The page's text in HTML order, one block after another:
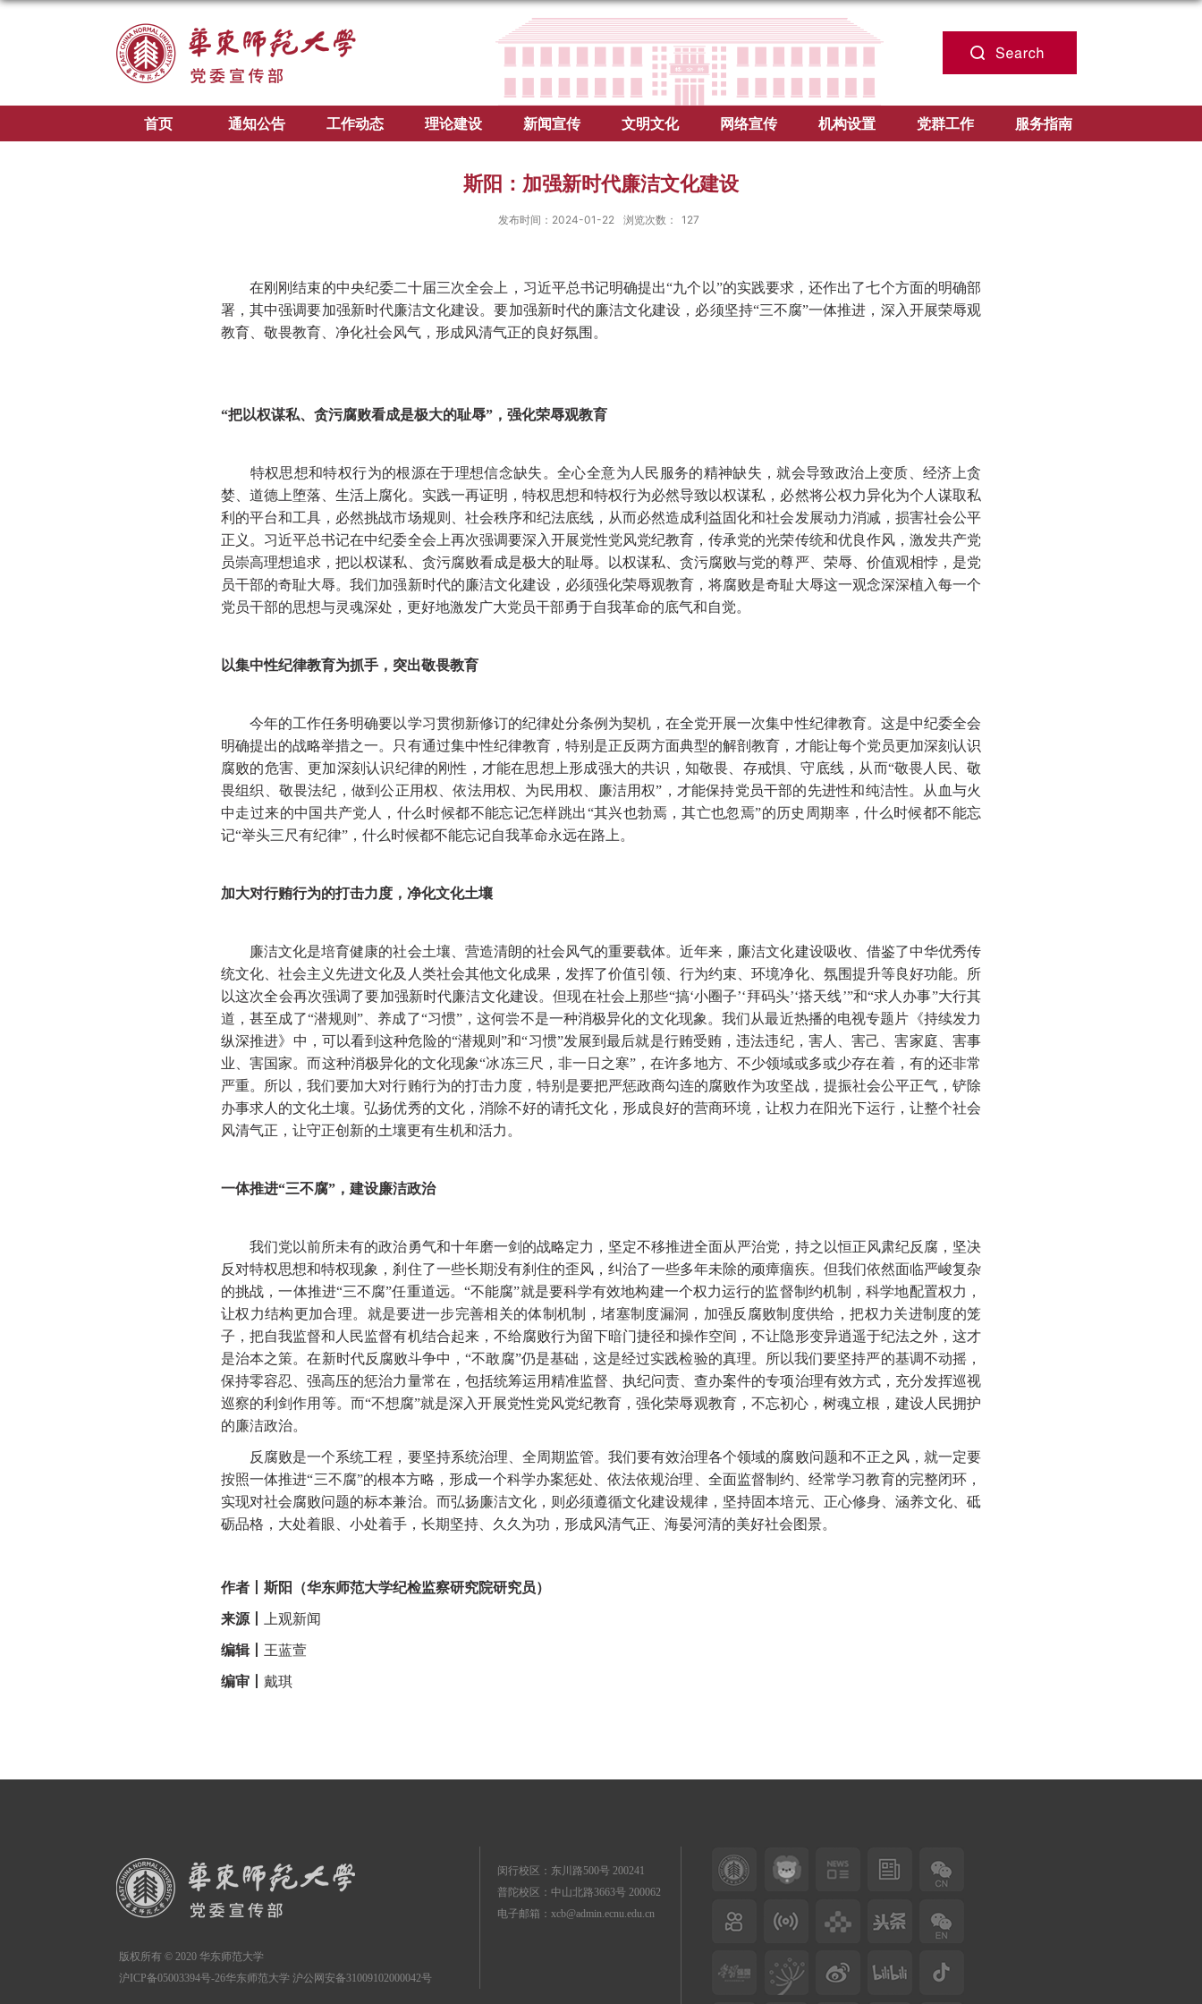
首页 通知公告 工作动态 理论建设 新闻宣传 文明文化 网络宣传 机构设置 党群工作 服务指南
斯阳：加强新时代廉洁文化建设
发布时间：2024-01-22 浏览次数： 127
在刚刚结束的中央纪委二十届三次全会上，习近平总书记明确提出“九个以”的实践要求，还作出了七个方面的明确部
署，其中强调要加强新时代廉洁文化建设。要加强新时代的廉洁文化建设，必须坚持“三不腐”一体推进，深入开展荣辱观
教育、敬畏教育、净化社会风气，形成风清气正的良好氛围。
“把以权谋私、贪污腐败看成是极大的耻辱”，强化荣辱观教育
特权思想和特权行为的根源在于理想信念缺失。全心全意为人民服务的精神缺失，就会导致政治上变质、经济上贪
婪、道德上堕落、生活上腐化。实践一再证明，特权思想和特权行为必然导致以权谋私，必然将公权力异化为个人谋取私
利的平台和工具，必然挑战市场规则、社会秩序和纪法底线，从而必然造成利益固化和社会发展动力消减，损害社会公平
正义。习近平总书记在中纪委全会上再次强调要深入开展党性党风党纪教育，传承党的光荣传统和优良作风，激发共产党
员崇高理想追求，把以权谋私、贪污腐败看成是极大的耻辱。以权谋私、贪污腐败与党的尊严、荣辱、价值观相悖，是党
员干部的奇耻大辱。我们加强新时代的廉洁文化建设，必须强化荣辱观教育，将腐败是奇耻大辱这一观念深深植入每一个
党员干部的思想与灵魂深处，更好地激发广大党员干部勇于自我革命的底气和自觉。
以集中性纪律教育为抓手，突出敬畏教育
今年的工作任务明确要以学习贯彻新修订的纪律处分条例为契机，在全党开展一次集中性纪律教育。这是中纪委全会
明确提出的战略举措之一。只有通过集中性纪律教育，特别是正反两方面典型的解剖教育，才能让每个党员更加深刻认识
腐败的危害、更加深刻认识纪律的刚性，才能在思想上形成强大的共识，知敬畏、存戒惧、守底线，从而“敬畏人民、敬
畏组织、敬畏法纪，做到公正用权、依法用权、为民用权、廉洁用权”，才能保持党员干部的先进性和纯洁性。从血与火
中走过来的中国共产党人，什么时候都不能忘记怎样跳出“其兴也勃焉，其亡也忽焉”的历史周期率，什么时候都不能忘
记“举头三尺有纪律”，什么时候都不能忘记自我革命永远在路上。
加大对行贿行为的打击力度，净化文化土壤
廉洁文化是培育健康的社会土壤、营造清朗的社会风气的重要载体。近年来，廉洁文化建设吸收、借鉴了中华优秀传
统文化、社会主义先进文化及人类社会其他文化成果，发挥了价值引领、行为约束、环境净化、氛围提升等良好功能。所
以这次全会再次强调了要加强新时代廉洁文化建设。但现在社会上那些“搞‘小圈子’‘拜码头’‘搭天线’”和“求人办事”大行其
道，甚至成了“潜规则”、养成了“习惯”，这何尝不是一种消极异化的文化现象。我们从最近热播的电视专题片《持续发力
纵深推进》中，可以看到这种危险的“潜规则”和“习惯”发展到最后就是行贿受贿，违法违纪，害人、害己、害家庭、害事
业、害国家。而这种消极异化的文化现象“冰冻三尺，非一日之寒”，在许多地方、不少领域或多或少存在着，有的还非常
严重。所以，我们要加大对行贿行为的打击力度，特别是要把严惩政商勾连的腐败作为攻坚战，提振社会公平正气，铲除
办事求人的文化土壤。弘扬优秀的文化，消除不好的请托文化，形成良好的营商环境，让权力在阳光下运行，让整个社会
风清气正，让守正创新的土壤更有生机和活力。
一体推进“三不腐”，建设廉洁政治
我们党以前所未有的政治勇气和十年磨一剑的战略定力，坚定不移推进全面从严治党，持之以恒正风肃纪反腐，坚决
反对特权思想和特权现象，刹住了一些长期没有刹住的歪风，纠治了一些多年未除的顽瘴痼疾。但我们依然面临严峻复杂
的挑战，一体推进“三不腐”任重道远。“不能腐”就是要科学有效地构建一个权力运行的监督制约机制，科学地配置权力，
让权力结构更加合理。就是要进一步完善相关的体制机制，堵塞制度漏洞，加强反腐败制度供给，把权力关进制度的笼
子，把自我监督和人民监督有机结合起来，不给腐败行为留下暗门捷径和操作空间，不让隐形变异逍遥于纪法之外，这才
是治本之策。在新时代反腐败斗争中，“不敢腐”仍是基础，这是经过实践检验的真理。所以我们要坚持严的基调不动摇，
保持零容忍、强高压的惩治力量常在，包括统筹运用精准监督、执纪问责、查办案件的专项治理有效方式，充分发挥巡视
巡察的利剑作用等。而“不想腐”就是深入开展党性党风党纪教育，强化荣辱观教育，不忘初心，树魂立根，建设人民拥护
的廉洁政治。
反腐败是一个系统工程，要坚持系统治理、全周期监管。我们要有效治理各个领域的腐败问题和不正之风，就一定要
按照一体推进“三不腐”的根本方略，形成一个科学办案惩处、依法依规治理、全面监督制约、经常学习教育的完整闭环，
实现对社会腐败问题的标本兼治。而弘扬廉洁文化，则必须遵循文化建设规律，坚持固本培元、正心修身、涵养文化、砥
砺品格，大处着眼、小处着手，长期坚持、久久为功，形成风清气正、海晏河清的美好社会图景。
作者丨斯阳（华东师范大学纪检监察研究院研究员）
来源丨 上观新闻
编辑丨 王蓝萱
编审丨 戴琪
版权所有 © 2020 华东师范大学
沪ICP备05003394号-26华东师范大学 沪公网安备31009102000042号
闵行校区：东川路500号 200241
普陀校区：中山北路3663号 200062
电子邮箱：xcb@admin.ecnu.edu.cn